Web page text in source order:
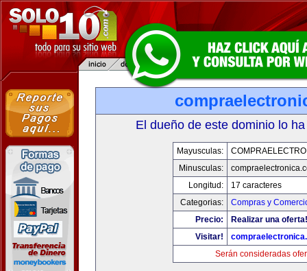
El dueño de este dominio lo
Mayusculas:
Minusculas:
Longitud:
17 caracteres
Categorias:
Compras y
Precio:
Realizar una oferta!
Visitar!
Serán consideradas